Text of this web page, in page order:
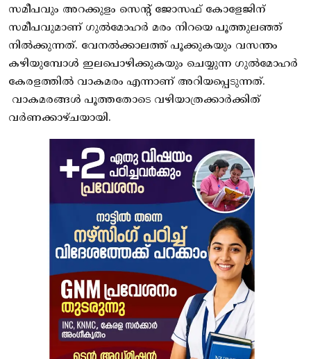
സമീപവും അറക്കുളം സെൻ്റ് ജോസഫ് കോളേജിന്
സമീപവുമാണ് ഗുൽമോഹർ മരം നിറയെ പൂത്തുലഞ്ഞ്
നിൽക്കുന്നത്. വേനൽക്കാലത്ത് പൂക്കുകയും വസന്തം
കഴിയുമ്പോൾ ഇലപൊഴിക്കുകയും ചെയ്യുന്ന ഗുൽമോഹർ
കേരളത്തിൽ വാകമരം എന്നാണ് അറിയപ്പെടുന്നത്.
വാകമരങ്ങൾ പൂത്തതോടെ വഴിയാത്രക്കാർക്കിത്
വർണക്കാഴ്ചയായി.